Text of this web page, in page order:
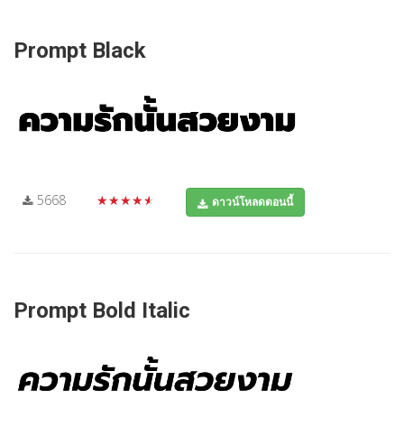
Prompt Black
5668 ★★★★★ ดาวน์โหลดตอนนี้
Prompt Bold Italic